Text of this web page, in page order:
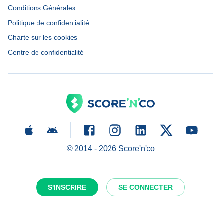
S'INSCRIRE SE CONNECTER
Conditions Générales
Politique de confidentialité
Charte sur les cookies
Centre de confidentialité
© 2014 - 2026Score'n'co